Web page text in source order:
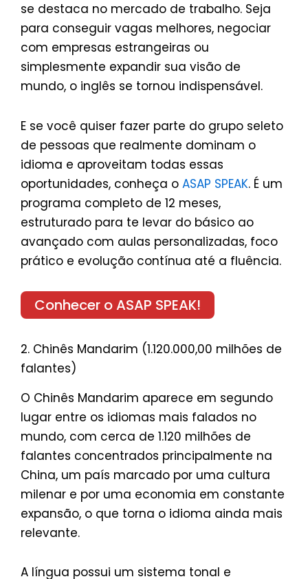
se destaca no mercado de trabalho. Seja
para conseguir vagas melhores, negociar
com empresas estrangeiras ou
simplesmente expandir sua visão de
mundo, o inglês se tornou indispensável.
E se você quiser fazer parte do grupo seleto
de pessoas que realmente dominam o
idioma e aproveitam todas essas
oportunidades, conheça o ASAP SPEAK. É um
programa completo de 12 meses,
estruturado para te levar do básico ao
avançado com aulas personalizadas, foco
prático e evolução contínua até a fluência.
Conhecer o ASAP SPEAK!
2. Chinês Mandarim (1.120.000,00 milhões de
falantes)
O Chinês Mandarim aparece em segundo
lugar entre os idiomas mais falados no
mundo, com cerca de 1.120 milhões de
falantes concentrados principalmente na
China, um país marcado por uma cultura
milenar e por uma economia em constante
expansão, o que torna o idioma ainda mais
relevante.
A língua possui um sistema tonal e